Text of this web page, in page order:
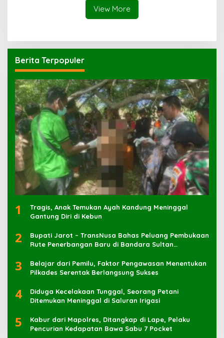
View More
Berita Terpopuler
1
Tragis, Anak Temukan Ayah Kandung Meninggal
Gantung Diri di Kebun
2
Bupati Jarot – TransNusa Bahas Peluang Pembukaan
Rute Penerbangan Baru di Bandara Sultan
3
Belajar dari Pemilu, Faktor Pengawasan Menentukan
Pilkades Serentak Berlangsung Sukses
4
Diduga Kecelakaan Tunggal, Seorang Petani
Ditemukan Meninggal di Saluran Irigasi
5
Kabur dari Mapolres, Ditangkap di Lape, Pelaku
Pencurian Kedapatan Bawa Sabu 7 Pocket